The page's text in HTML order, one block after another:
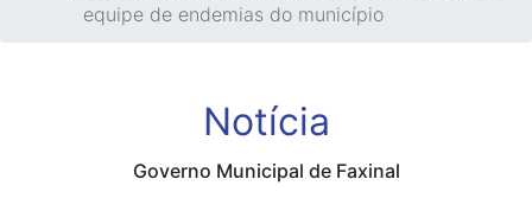
equipe de endemias do município
Notícia
Governo Municipal de Faxinal